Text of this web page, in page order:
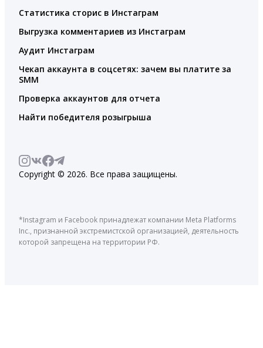
Статистика сторис в Инстаграм
Выгрузка комментариев из Инстаграм
Аудит Инстаграм
Чекап аккаунта в соцсетях: зачем вы платите за
SMM
Проверка аккаунтов для отчета
Найти победителя розыгрыша
Copyright © 2026. Все права защищены.
*Instagram и Facebook принадлежат компании Meta Platforms
Inc., признанной экстремистской организацией, деятельность
которой запрещена на территории РФ.